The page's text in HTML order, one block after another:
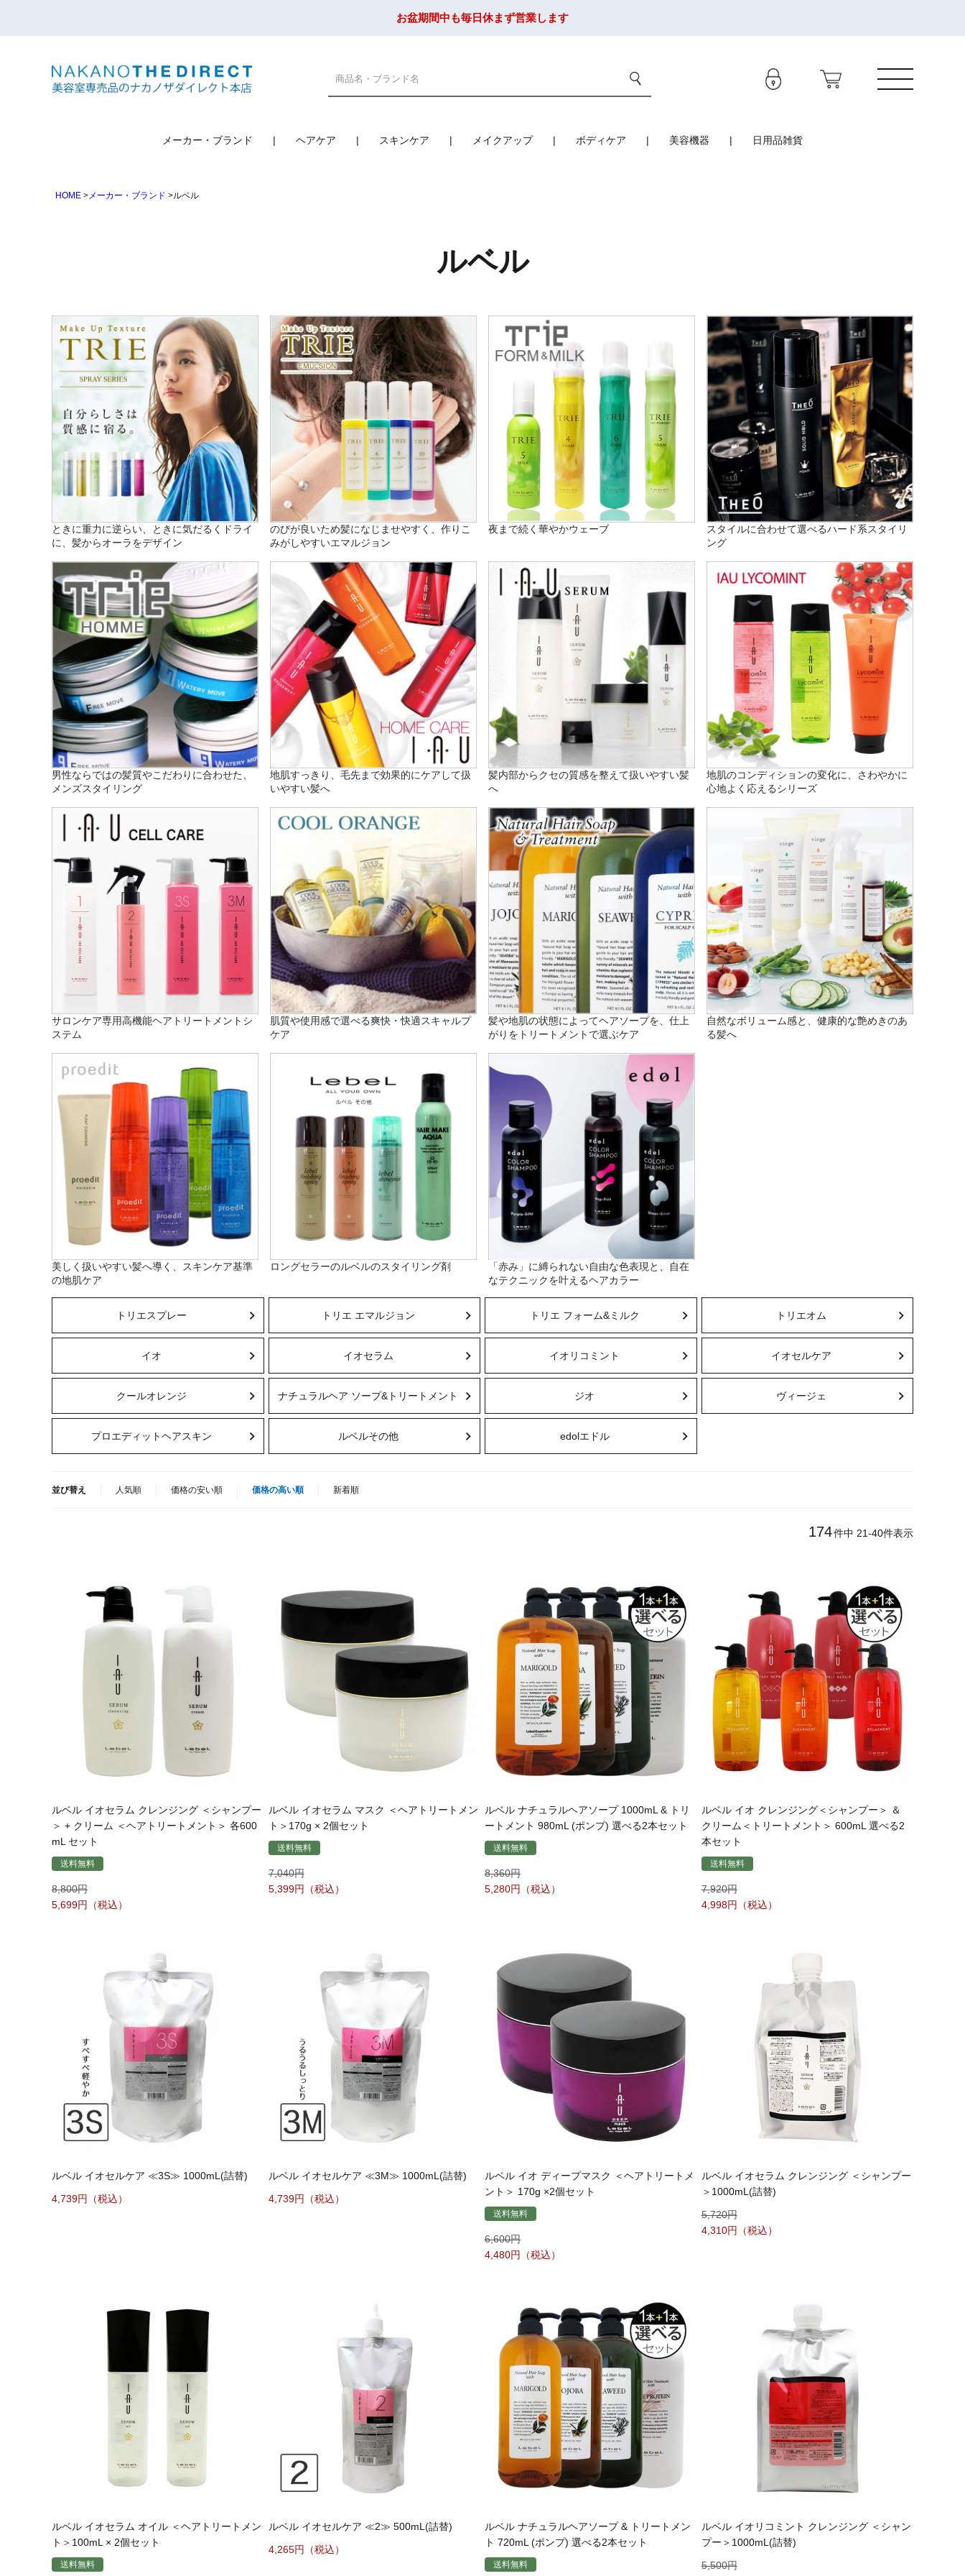
お盆期間中も毎日休まず営業します
メーカー・ブランド ヘアケア スキンケア メイクアップ ボディケア 美容機器 日用品雑貨
HOME メーカー・ブランド ルベル
ルベル
ときに重力に逆らい、ときに気だるくドライ
に、髪からオーラをデザイン
のびが良いため髪になじませやすく、作りこ
みがしやすいエマルジョン
夜まで続く華やかウェーブ
スタイルに合わせて選べるハード系スタイリ
ング
男性ならではの髪質やこだわりに合わせた、
メンズスタイリング
地肌すっきり、毛先まで効果的にケアして扱
いやすい髪へ
髪内部からクセの質感を整えて扱いやすい髪
へ
地肌のコンディションの変化に、さわやかに
心地よく応えるシリーズ
サロンケア専用高機能ヘアトリートメントシ
ステム
肌質や使用感で選べる爽快・快適スキャルプ
ケア
髪や地肌の状態によってヘアソープを、仕上
がりをトリートメントで選ぶケア
自然なボリューム感と、健康的な艶めきのあ
る髪へ
美しく扱いやすい髪へ導く、スキンケア基準
の地肌ケア
ロングセラーのルベルのスタイリング剤
「赤み」に縛られない自由な色表現と、自在
なテクニックを叶えるヘアカラー
トリエスプレー トリエ エマルジョン トリエ フォーム&ミルク トリエオム
イオ イオセラム イオリコミント イオセルケア
クールオレンジ ナチュラルヘア ソープ&トリートメント ジオ ヴィージェ
プロエディットヘアスキン ルベルその他 edolエドル
並び替え 人気順 価格の安い順 価格の高い順 新着順
174件中 21-40件表示
ルベル イオセラム クレンジング ＜シャンプー
＞ + クリーム ＜ヘアトリートメント＞ 各600
mL セット
送料無料
8,800
5,699
ルベル イオセラム マスク ＜ヘアトリートメン
ト＞170g × 2個セット
送料無料
7,040
5,399
ルベル ナチュラルヘアソープ 1000mL & トリ
ートメント 980mL (ポンプ) 選べる2本セット
送料無料
8,360
5,280
ルベル イオ クレンジング＜シャンプー＞ ＆
クリーム＜トリートメント＞ 600mL 選べる2
本セット
送料無料
7,920
4,998
ルベル イオセルケア ≪3S≫ 1000mL(詰替)
4,739
ルベル イオセルケア ≪3M≫ 1000mL(詰替)
4,739
ルベル イオ ディープマスク ＜ヘアトリートメ
ント＞ 170g ×2個セット
送料無料
6,600
4,480
ルベル イオセラム クレンジング ＜シャンプー
＞1000mL(詰替)
5,720
4,310
ルベル イオセラム オイル ＜ヘアトリートメン
ト＞100mL × 2個セット
送料無料
ルベル イオセルケア ≪2≫ 500mL(詰替)
4,265
ルベル ナチュラルヘアソープ & トリートメン
ト 720mL (ポンプ) 選べる2本セット
送料無料
ルベル イオリコミント クレンジング ＜シャン
プー＞1000mL(詰替)
5,500